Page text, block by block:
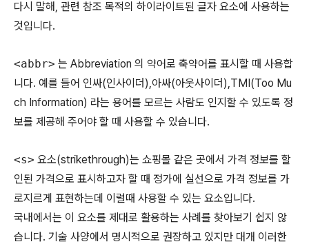
다시 말해, 관련 참조 목적의 하이라이트된 글자 요소에 사용하는
것입니다.
<abbr> 는 Abbreviation 의 약어로 축약어를 표시할 때 사용합
니다. 예를 들어 인싸(인사이더),아싸(아웃사이더),TMI(Too Mu
ch Information) 라는 용어를 모르는 사람도 인지할 수 있도록 정
보를 제공해 주어야 할 때 사용할 수 있습니다.
<s> 요소(strikethrough)는 쇼핑몰 같은 곳에서 가격 정보를 할
인된 가격으로 표시하고자 할 때 정가에 실선으로 가격 정보를 가
로지르게 표현하는데 이럴때 사용할 수 있는 요소입니다.
국내에서는 이 요소를 제대로 활용하는 사례를 찾아보기 쉽지 않
습니다. 기술 사양에서 명시적으로 권장하고 있지만 대개 이러한